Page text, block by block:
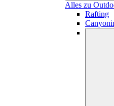
Alles zu
Rafting